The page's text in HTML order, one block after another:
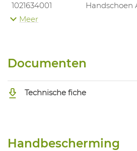
1021634001
Handschoen
1021634004
Meer
Documenten
Technische fiche
Handbescherming